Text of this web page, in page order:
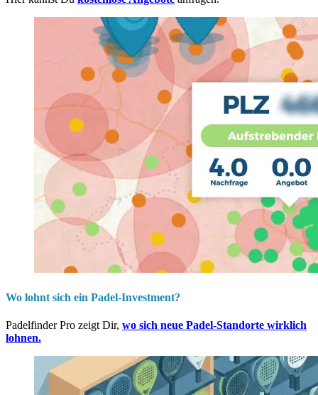
Wo lohnt sich ein Padel-Investment?
Padelfinder Pro zeigt Dir, wo sich neue Padel-Standorte wirklich
lohnen.